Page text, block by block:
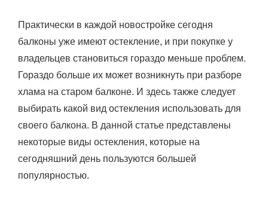
Практически в каждой новостройке сегодня
балконы уже имеют остекление, и при покупке у
владельцев становиться гораздо меньше проблем.
Гораздо больше их может возникнуть при разборе
хлама на старом балконе. И здесь также следует
выбирать какой вид остекления использовать для
своего балкона. В данной статье представлены
некоторые виды остекления, которые на
сегодняшний день пользуются большей
популярностью.